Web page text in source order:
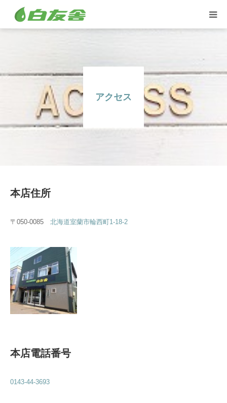
アクセス
本店住所
〒050-0085 北海道室蘭市輪西町1-18-2
本店電話番号
0143-44-3693
特殊しみ抜き、復元加工
洋服リフォームとリペア
トイスケルトン入れ代行